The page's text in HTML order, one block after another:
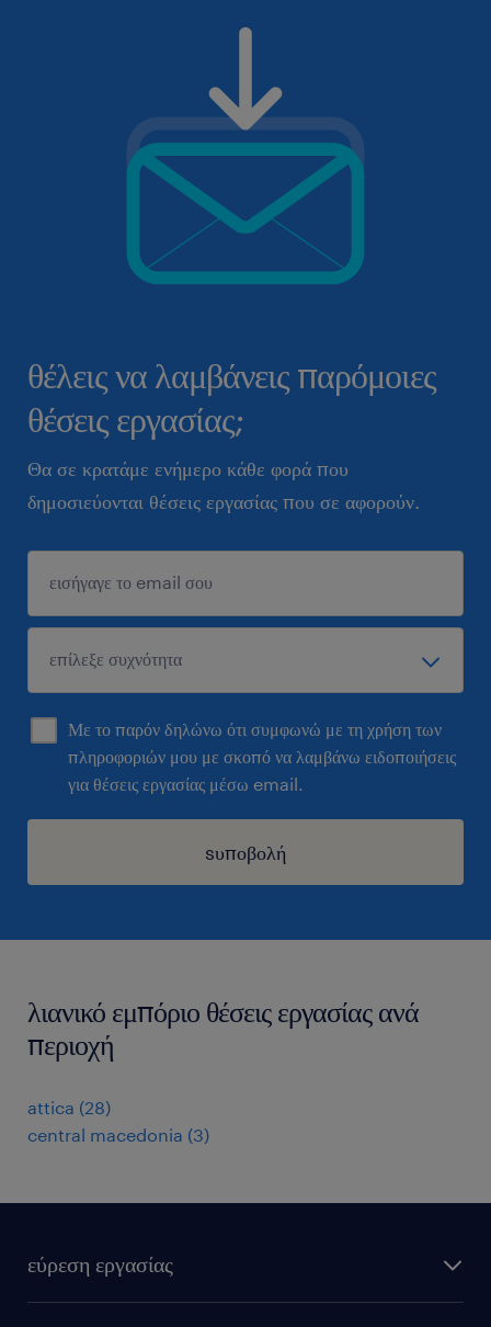
θέλεις να λαμβάνεις παρόμοιες
θέσεις εργασίας;
Θα σε κρατάμε ενήμερο κάθε φορά που
δημοσιεύονται θέσεις εργασίας που σε αφορούν.
Με το παρόν δηλώνω ότι συμφωνώ με τη χρήση των
πληροφοριών μου με σκοπό να λαμβάνω ειδοποιήσεις
για θέσεις εργασίας μέσω email.
sυποβολή
λιανικό εμπόριο θέσεις εργασίας ανά
περιοχή
attica (28)
central macedonia (3)
εύρεση εργασίας